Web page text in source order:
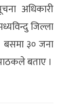
अधिकारी
जिल्ला
३० जना
बताए ।